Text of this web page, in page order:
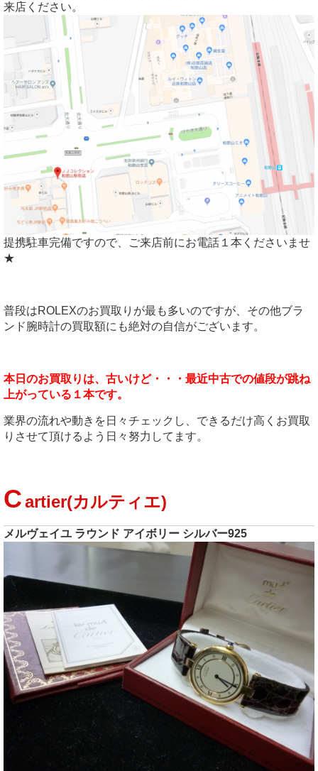
来店ください。
提携駐車完備ですので、ご来店前にお電話１本くださいませ
★
普段はROLEXのお買取りが最も多いのですが、その他ブラ
ンド腕時計の買取額にも絶対の自信がございます。
本日のお買取りは、古いけど・・・最近中古での値段が跳ね
上がっている１本です。
業界の流れや動きを日々チェックし、できるだけ高くお買取
りさせて頂けるよう日々努力してます。
Cartier(カルティエ)
メルヴェイユ ラウンド アイボリー シルバー925